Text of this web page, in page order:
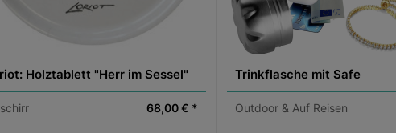
Holztablett "Herr im Sessel"
68,00 € *
Trinkflasche mit Safe
Outdoor & Auf Reisen